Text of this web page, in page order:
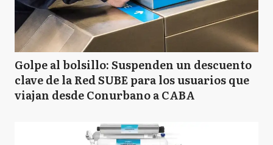
Golpe al bolsillo: Suspenden un descuento
clave de la Red SUBE para los usuarios que
viajan desde Conurbano a CABA